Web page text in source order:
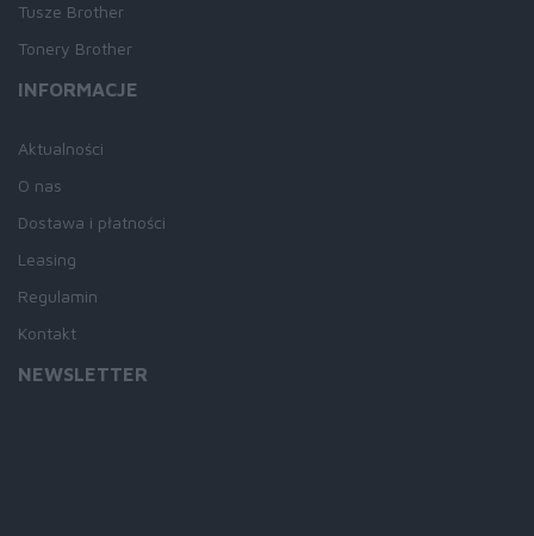
Tusze Brother
Tonery Brother
INFORMACJE
Aktualności
O nas
Dostawa i płatności
Leasing
Regulamin
Kontakt
NEWSLETTER